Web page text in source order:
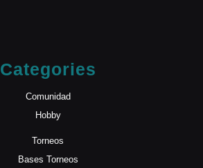
Categories
Comunidad
Hobby
Torneos
Bases Torneos